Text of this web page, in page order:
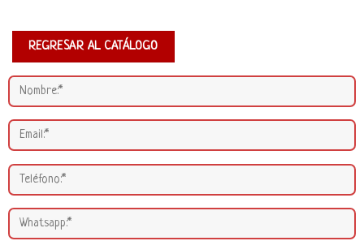
REGRESAR AL CATÁLOGO